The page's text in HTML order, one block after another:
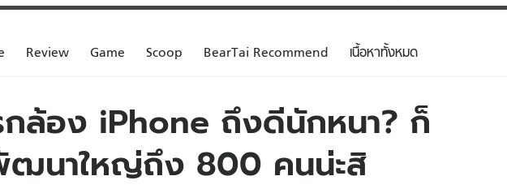
ดูดวง - ตรวจหวย
สถิติหวยไทย
หวยลาว
ไลฟ์สไตล์
วัยรุ่น
ไอที
Review Game Scoop BearTai Recommend เนื้อหาทั้งหมด
รกล้อง iPhone ถึงดีนักหนา? ก็
ฒนาใหญ่ถึง 800 คนน่ะสิ